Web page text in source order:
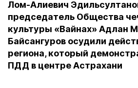
Лом-Алиевич
председатель Общества
культуры «Вайнах» Адлан
Байсангуров осудили
региона, который
ПДД в центре Астрахани